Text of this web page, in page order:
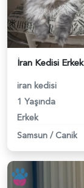
iran kedisi
1 Yaşında
Erkek
Samsun / Canik